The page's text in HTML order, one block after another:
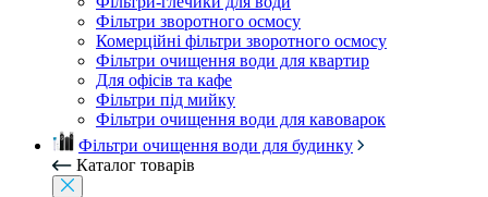
Фільтри зворотного осмосу
Комерційні фільтри зворотного осмосу
Фільтри очищення води для квартир
Для офісів та кафе
Фільтри під мийку
Фільтри очищення води для кавоварок
Фільтри очищення води для будинку
Каталог товарів